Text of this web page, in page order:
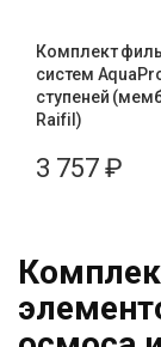
Комплект
систем
ступеней
Raifil)
3 757 ₽